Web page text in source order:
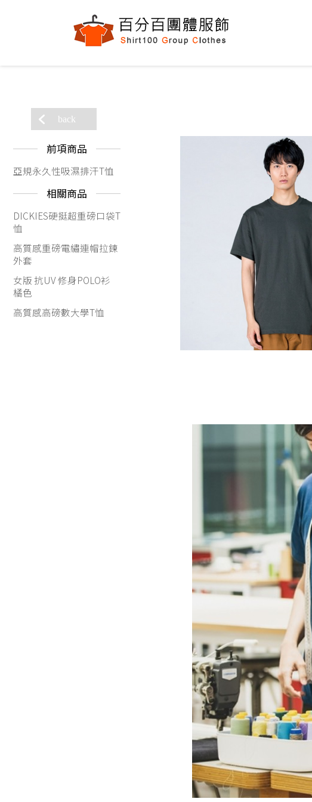
back
前項商品
亞規永久性吸濕排汗T恤
相關商品
DICKIES硬挺超重磅口袋T
恤
高質感重磅電繡連帽拉鍊
外套
女版 抗UV 修身POLO衫
橘色
高質感高磅數大學T恤